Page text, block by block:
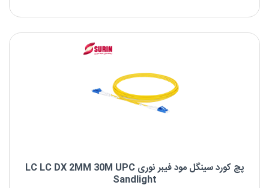
نوع کانکتور : SC UPC to SC UPC
پچ کورد سینگل مود فیبر نوری LC LC DX 2MM 30M UPC
Sandlight